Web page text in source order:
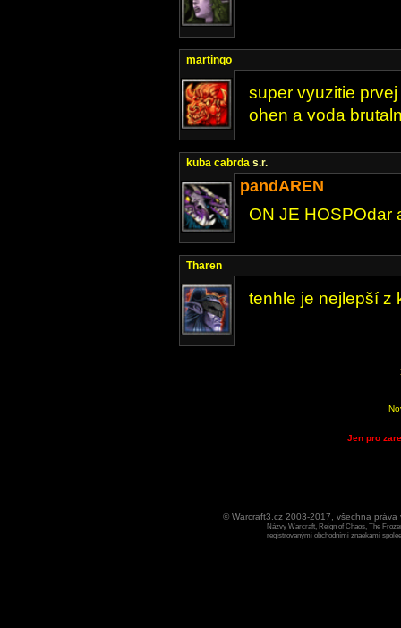
martinqo
super vyuzitie
ohen a voda
kuba cabrda s.r.
pandAREN
ON JE HOSPOdar
Tharen
tenhle je nejlepší z
Jen pro
© Warcraft3.cz 2003-2017, všechna
Názvy Warcraft, Reign of Chaos, The
registrovanými obchodními znaekami